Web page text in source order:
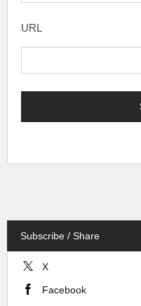
URL
Subscribe / Share
X
Facebook